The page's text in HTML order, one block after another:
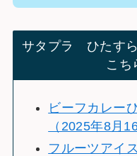
サタプラ ひたす
こち
ビーフカレー
（2025年8月
フルーツアイ